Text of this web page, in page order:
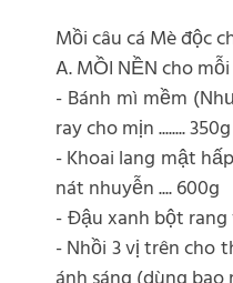
Mồi câu cá Mè độc
A. MỒI NỀN cho
- Bánh mì mềm
ray cho mịn ........ 350g
- Khoai lang mật
nát nhuyễn .... 600g
- Đậu xanh bột rang
- Nhồi 3 vị trên cho